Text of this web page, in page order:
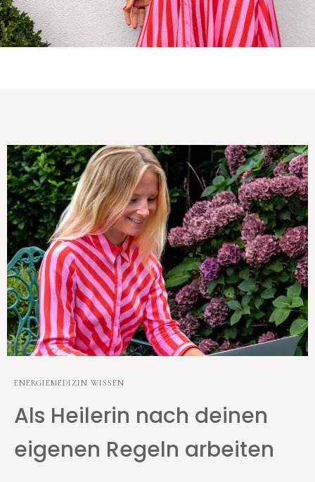
ENERGIEMEDIZIN WISSEN
Als Heilerin nach deinen
eigenen Regeln arbeiten